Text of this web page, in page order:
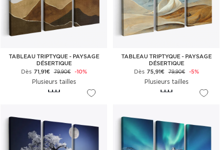
TABLEAU TRIPTYQUE - PAYSAGE
DÉSERTIQUE
Dès 71,91€ 79,90€ -10%
Plusieurs tailles
TABLEAU TRIPTYQUE - PAYSAGE
DÉSERTIQUE
Dès 75,91€ 79,90€ -5%
Plusieurs tailles